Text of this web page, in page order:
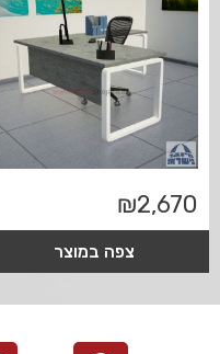
₪2,670
צפה במוצר